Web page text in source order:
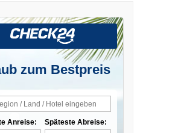
zum Bestpreis
Anreise: Späteste Abreise: